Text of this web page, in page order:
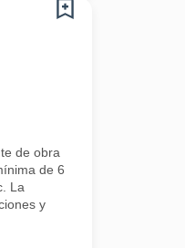
de obra
de 6
La
y